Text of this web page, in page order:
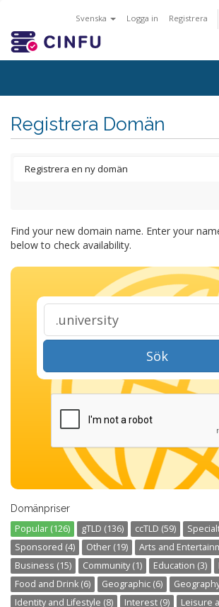
Svenska Logga in Registrera
Registrera Domän
Find your new domain name. Enter your
below to check availability.
Sök
Domänpriser
Popular (126) gTLD (136) ccTLD (59)
Sponsored (4)
Other (19)
Arts and
Business (15)
Community (1) Education (3)
Food and Drink (6)
Geographic (6)
Identity and Lifestyle (8)
Interest (9)
Leisure